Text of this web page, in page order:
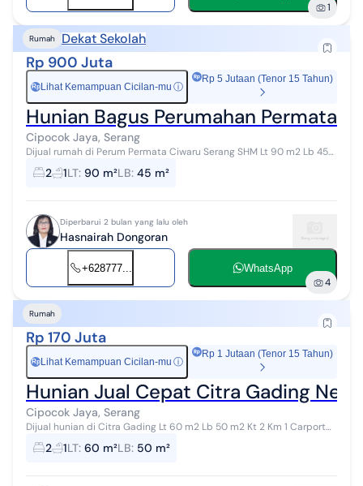
1
Rumah Dekat Sekolah
Rp 900 Juta
Rp Lihat Kemampuan Cicilan-mu ⓘ
Rp 5 Jutaan (Tenor 15 Tahun)
Hunian Bagus Perumahan Permata
Cipocok Jaya, Serang
Dijual rumah di Perum Permata Ciwaru Serang SHM Lt 90 m2 Lb 45
m2 Kt 2 Km 1 Carport Dapur biasa AC 1 Listrik 2200 kWh token Air jet
pu...2 1LT: 90 m²LB: 45 m²
Diperbarui 2 bulan yang lalu oleh
Hasnairah Dongoran
+628777... WhatsApp
4
Rumah
Rp 170 Juta
Rp Lihat Kemampuan Cicilan-mu ⓘ
Rp 1 Jutaan (Tenor 15 Tahun)
Hunian Jual Cepat Citra Gading
Cipocok Jaya, Serang
Dijual hunian di Citra Gading Lt 60 m2 Lb 50 m2 Kt 2 Km 1 Carport
2 1LT: 60 m²LB: 50 m²